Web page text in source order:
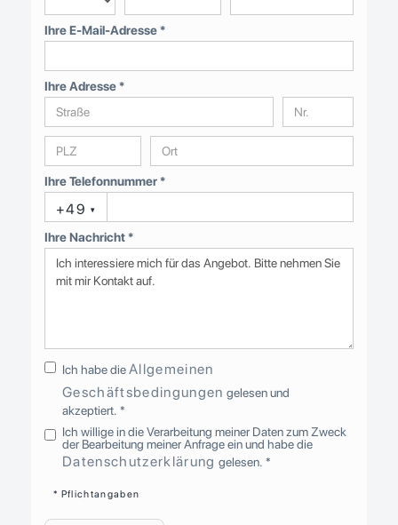
Ihre E-Mail-Adresse *
Ihre Adresse *
Ihre Telefonnummer *
+49 ▾
Ihre Nachricht *
Ich habe dieAllgemeinen
Geschäftsbedingungen gelesen und
akzeptiert. *
Ich willige in die Verarbeitung meiner Daten zum Zweck
der Bearbeitung meiner Anfrage ein und habe die
Datenschutzerklärung gelesen. *
* Pflichtangaben